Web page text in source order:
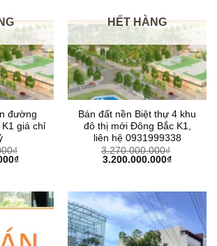
đường
giá chỉ
₫
₫Giá
1.840.725.000₫.
HẾT HÀNG
Bán đất nền Biệt thự 4 khu
đô thị mới Đông Bắc K1,
liên hệ 0931999338
3.270.000.000₫
Giá
3.200.000.000₫Giá